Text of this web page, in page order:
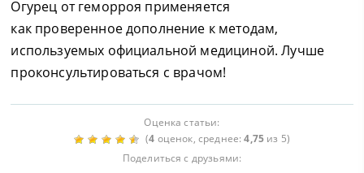
Огурец от геморроя применяется
как проверенное дополнение к методам,
используемых официальной медициной. Лучше
проконсультироваться с врачом!
Оценка статьи:
(4 оценок, среднее:4,75 из 5)
Поделиться с друзьями: